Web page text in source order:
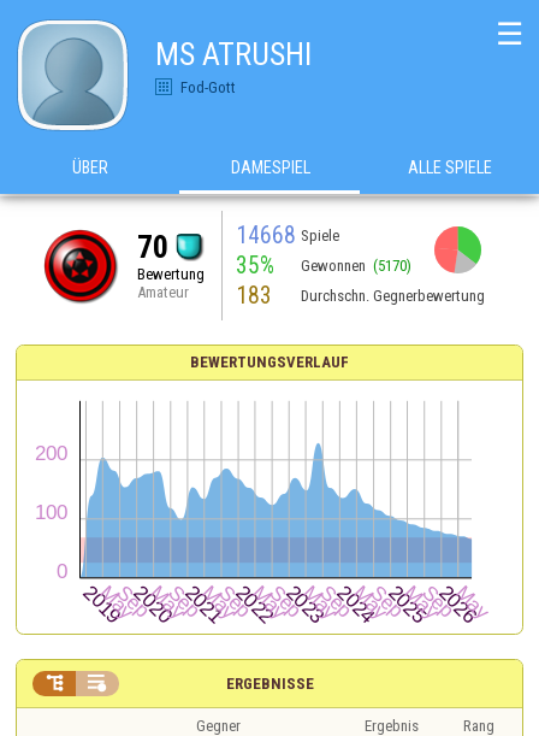
MS ATRUSHI
Fod-Gott
☰
ÜBER DAMESPIEL ALLE SPIELE
70
Bewertung
Amateur
14668 Spiele
35% Gewonnen (5170)
183 Durchschn. Gegnerbewertung
BEWERTUNGSVERLAUF
ERGEBNISSE
 
Gegner Ergebnis
Rang